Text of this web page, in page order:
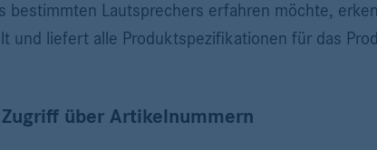
bestimmten Lautsprechers erfahren möchte,
und liefert alle Produktspezifikationen für das
über Artikelnummern